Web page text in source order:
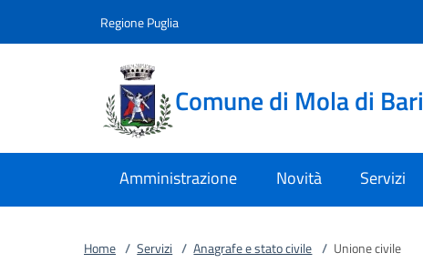
Regione Puglia
Comune di Mola di Bari
Amministrazione Novità Servizi
Home / Servizi / Anagrafe e stato civile / Unione civile